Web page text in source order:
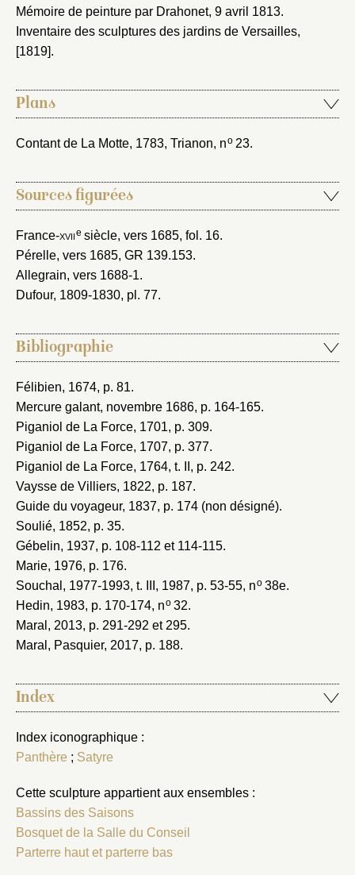
Mémoire de peinture par Drahonet, 9 avril 1813.
Inventaire des sculptures des jardins de Versailles,
[1819].
Plans
Contant de La Motte, 1783, Trianon, no23.
Sources figurées
France-xviie siècle, vers 1685, fol. 16.
Pérelle, vers 1685, GR 139.153.
Allegrain, vers 1688-1.
Dufour, 1809-1830, pl. 77.
Bibliographie
Félibien, 1674, p. 81.
Mercure galant, novembre 1686, p. 164-165.
Piganiol de La Force, 1701, p. 309.
Piganiol de La Force, 1707, p. 377.
Piganiol de La Force, 1764, t. II, p. 242.
Vaysse de Villiers, 1822, p. 187.
Guide du voyageur, 1837, p. 174 (non désigné).
Soulié, 1852, p. 35.
Gébelin, 1937, p. 108-112 et 114-115.
Marie, 1976, p. 176.
Souchal, 1977-1993, t. III, 1987, p. 53-55, no38e.
Hedin, 1983, p. 170-174, no32.
Maral, 2013, p. 291-292 et 295.
Maral, Pasquier, 2017, p. 188.
Index
Index iconographique :
Panthère ; Satyre
Cette sculpture appartient aux ensembles :
Bassins des Saisons
Bosquet de la Salle du Conseil
Parterre haut et parterre bas